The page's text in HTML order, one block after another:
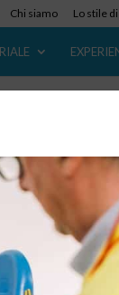
Chi siamo Lo stile
/
di servizio ai
performace
oggigiorno